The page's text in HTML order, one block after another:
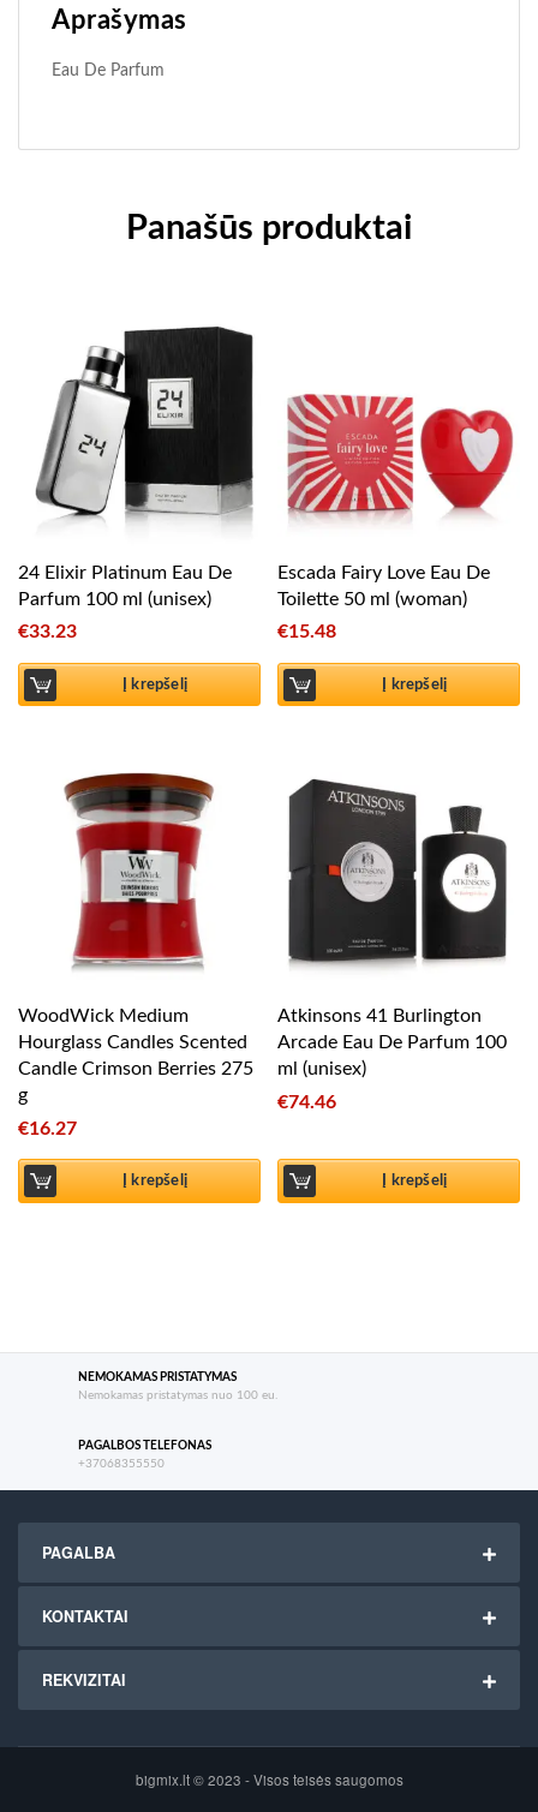
Aprašymas
Eau De Parfum
Panašūs produktai
24 Elixir Platinum Eau De
Parfum 100 ml (unisex)
€33.23
Į krepšelį
Escada Fairy Love Eau De
Toilette 50 ml (woman)
€15.48
Į krepšelį
WoodWick Medium
Hourglass Candles Scented
Candle Crimson Berries 275
g
€16.27
Į krepšelį
Atkinsons 41 Burlington
Arcade Eau De Parfum 100
ml (unisex)
€74.46
Į krepšelį
NEMOKAMAS PRISTATYMAS
Nemokamas pristatymas nuo 100 eu.
PAGALBOS TELEFONAS
+37068355550
PAGALBA
KONTAKTAI
REKVIZITAI
bigmix.lt © 2023 - Visos teisės saugomos